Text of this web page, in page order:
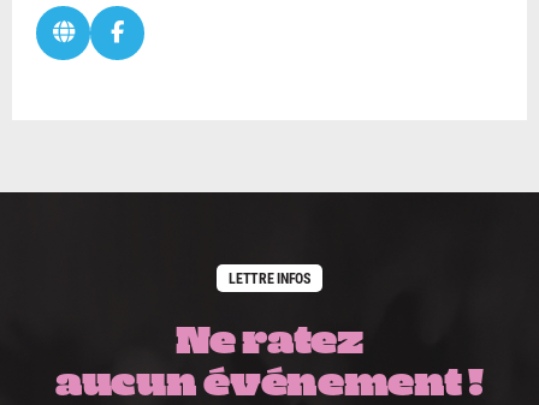
LETTRE INFOS
Ne ratez
aucun événement !